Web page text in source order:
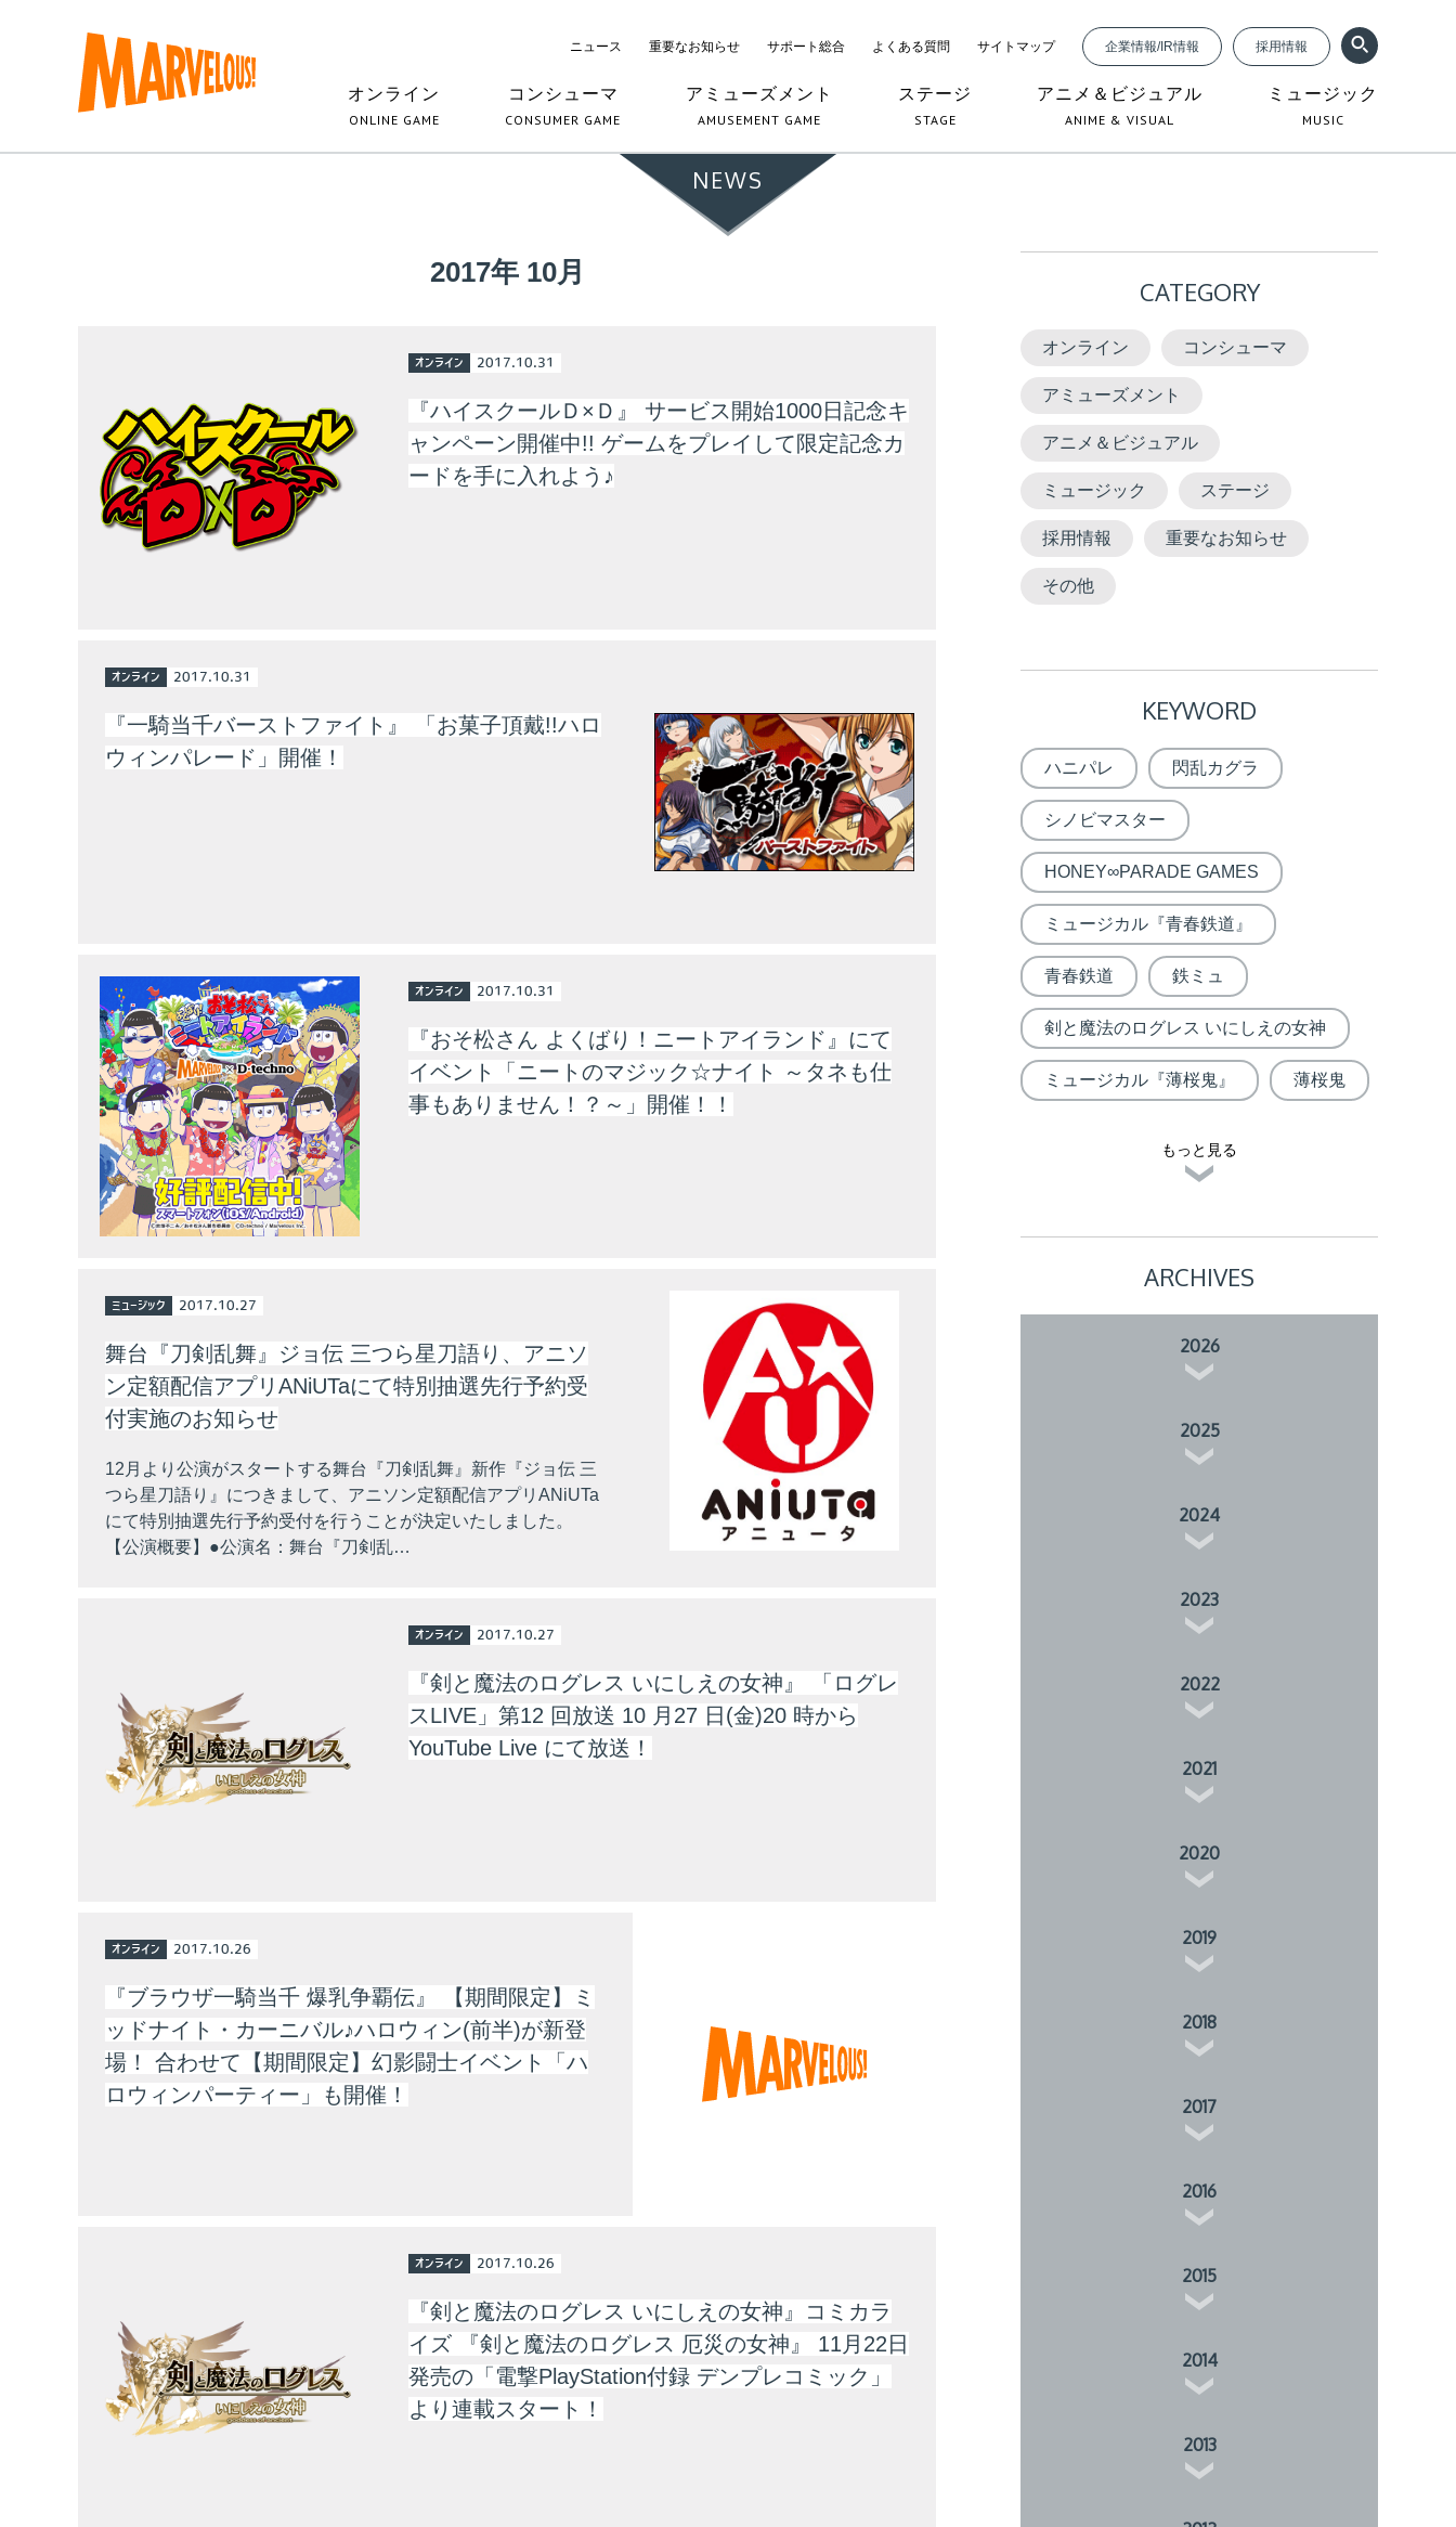
ニュース 重要なお知らせ サポート総合 よくある質問 サイトマップ 企業情報/IR情報 採用情報
オンライン
ONLINE GAME
コンシューマ
CONSUMER GAME
アミューズメント
AMUSEMENT GAME
ステージ
STAGE
アニメ＆ビジュアル
ANIME & VISUAL
ミュージック
MUSIC
NEWS
2017年 10月
オンライン 2017.10.31
『ハイスクールＤ×Ｄ』 サービス開始1000日記念キ
ャンペーン開催中!! ゲームをプレイして限定記念カ
ードを手に入れよう♪
オンライン 2017.10.31
『一騎当千バーストファイト』 「お菓子頂戴!!ハロ
ウィンパレード」開催！
オンライン 2017.10.31
『おそ松さん よくばり！ニートアイランド』にて
イベント「ニートのマジック☆ナイト ～タネも仕
事もありません！？～」開催！！
ミュージック 2017.10.27
舞台『刀剣乱舞』ジョ伝 三つら星刀語り、アニソ
ン定額配信アプリANiUTaにて特別抽選先行予約受
付実施のお知らせ
12月より公演がスタートする舞台『刀剣乱舞』新作『ジョ伝 三
つら星刀語り』につきまして、アニソン定額配信アプリANiUTa
にて特別抽選先行予約受付を行うことが決定いたしました。
【公演概要】●公演名：舞台『刀剣乱…
オンライン 2017.10.27
『剣と魔法のログレス いにしえの女神』 「ログレ
スLIVE」第12 回放送 10 月27 日(金)20 時から
YouTube Live にて放送！
オンライン 2017.10.26
『ブラウザ一騎当千 爆乳争覇伝』 【期間限定】ミ
ッドナイト・カーニバル♪ハロウィン(前半)が新登
場！ 合わせて【期間限定】幻影闘士イベント「ハ
ロウィンパーティー」も開催！
オンライン 2017.10.26
『剣と魔法のログレス いにしえの女神』コミカラ
イズ 『剣と魔法のログレス 厄災の女神』 11月22日
発売の「電撃PlayStation付録 デンプレコミック」
より連載スタート！
CATEGORY
オンライン コンシューマ
アミューズメント
アニメ＆ビジュアル
ミュージック ステージ
採用情報 重要なお知らせ
その他
KEYWORD
ハニパレ 閃乱カグラ
シノビマスター
HONEY∞PARADE GAMES
ミュージカル『青春鉄道』
青春鉄道 鉄ミュ
剣と魔法のログレス いにしえの女神
ミュージカル『薄桜鬼』 薄桜鬼
もっと見る
ARCHIVES
2026
2025
2024
2023
2022
2021
2020
2019
2018
2017
2016
2015
2014
2013